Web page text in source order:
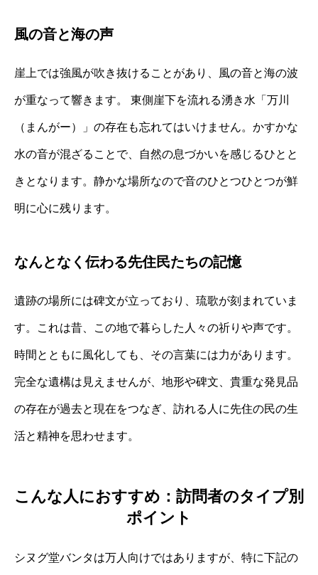
風の音と海の声
崖上では強風が吹き抜けることがあり、風の音と海の波
が重なって響きます。 東側崖下を流れる湧き水「万川
（まんがー）」の存在も忘れてはいけません。かすかな
水の音が混ざることで、自然の息づかいを感じるひとと
きとなります。静かな場所なので音のひとつひとつが鮮
明に心に残ります。
なんとなく伝わる先住民たちの記憶
遺跡の場所には碑文が立っており、琉歌が刻まれていま
す。これは昔、この地で暮らした人々の祈りや声です。
時間とともに風化しても、その言葉には力があります。
完全な遺構は見えませんが、地形や碑文、貴重な発見品
の存在が過去と現在をつなぎ、訪れる人に先住の民の生
活と精神を思わせます。
こんな人におすすめ：訪問者のタイプ別
ポイント
シヌグ堂バンタは万人向けではありますが、特に下記の